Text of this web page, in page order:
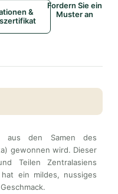
&
Fordern Sie ein
Muster an
aus den Samen des
gewonnen wird. Dieser
Teilen Zentralasiens
ein mildes, nussiges